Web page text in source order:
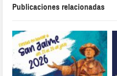
Publicaciones relacionadas